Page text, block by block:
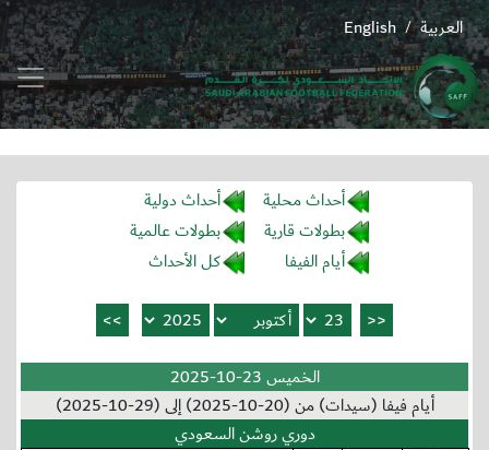
English / العربية
أحداث محلية
أحداث دولية
بطولات قارية
بطولات عالمية
أيام الفيفا
كل الأحداث
الخميس 23-10-2025
أيام فيفا (سيدات) من (20-10-2025) إلى (29-10-2025)
دوري روشن السعودي